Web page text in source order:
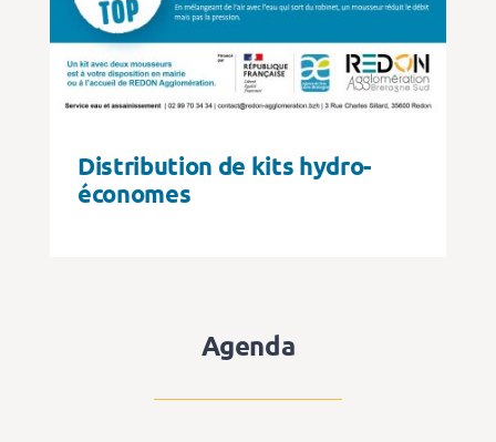
Distribution de kits hydro-
économes
Agenda